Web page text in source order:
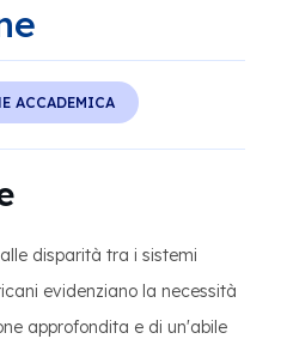
ACCADEMICA
disparità tra i sistemi
evidenziano la necessità
approfondita e di un'abile